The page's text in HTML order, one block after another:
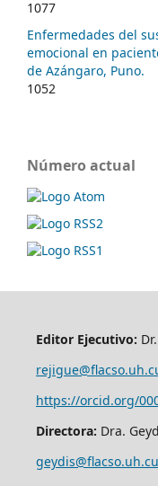
1077
Enfermedades del
emocional en
de Azángaro, Puno.
1052
Número actual
Editor Ejecutivo:
https://orcid.org/
Directora: Dra.
geydis@flacso.uh.cu